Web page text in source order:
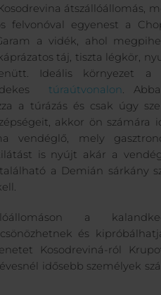
átszállóállomás,
felvonóval egyenest a
a vidék, ahol
táj, tiszta légkör,
Ideális környezet a
túraútvonalon.
a túrázás és csak úgy
akkor ön számára
vendéglő, mely
is nyújt akár a
a Demián sárkány
a
és
Kosodreviná-ról
idősebb személyek